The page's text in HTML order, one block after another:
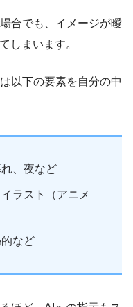
合でも、イメージが曖
しまいます。
以下の要素を自分の中
、夜など
ラスト（アニメ
的など